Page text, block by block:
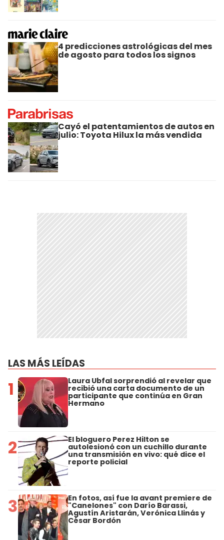
4 predicciones astrológicas del mes
de agosto para todos los signos
Cayó el patentamientos de autos en
julio: Toyota Hilux la más vendida
LAS MÁS LEÍDAS
1 Laura Ubfal sorprendió al revelar que
recibió una carta documento de un
participante que continúa en Gran
Hermano
2 El bloguero Perez Hilton se
autolesionó con un cuchillo durante
una transmisión en vivo: qué dice el
reporte policial
3 En fotos, así fue la avant premiere de
"Canelones" con Darío Barassi,
Agustín Aristarán, Verónica Llinás y
César Bordón